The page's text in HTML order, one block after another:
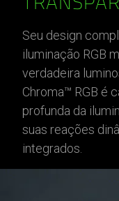
Seu design
iluminação RGB
verdadeira
Chroma™ RGB é
profunda da
suas reações
integrados.